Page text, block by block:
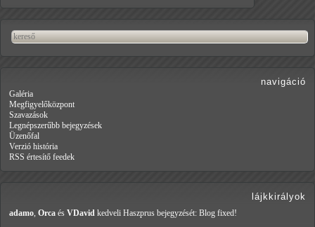
navigáció
Galéria
Megfigyelőközpont
Szavazások
Legnépszerűbb bejegyzések
Üzenőfal
Verzió história
RSS értesítő feedek
lájkkirályok
adamo, Orca és VDavid kedveli Haszprus bejegyzését: Blog fixed!